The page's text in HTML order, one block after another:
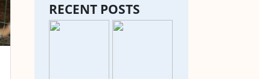
RECENT POSTS